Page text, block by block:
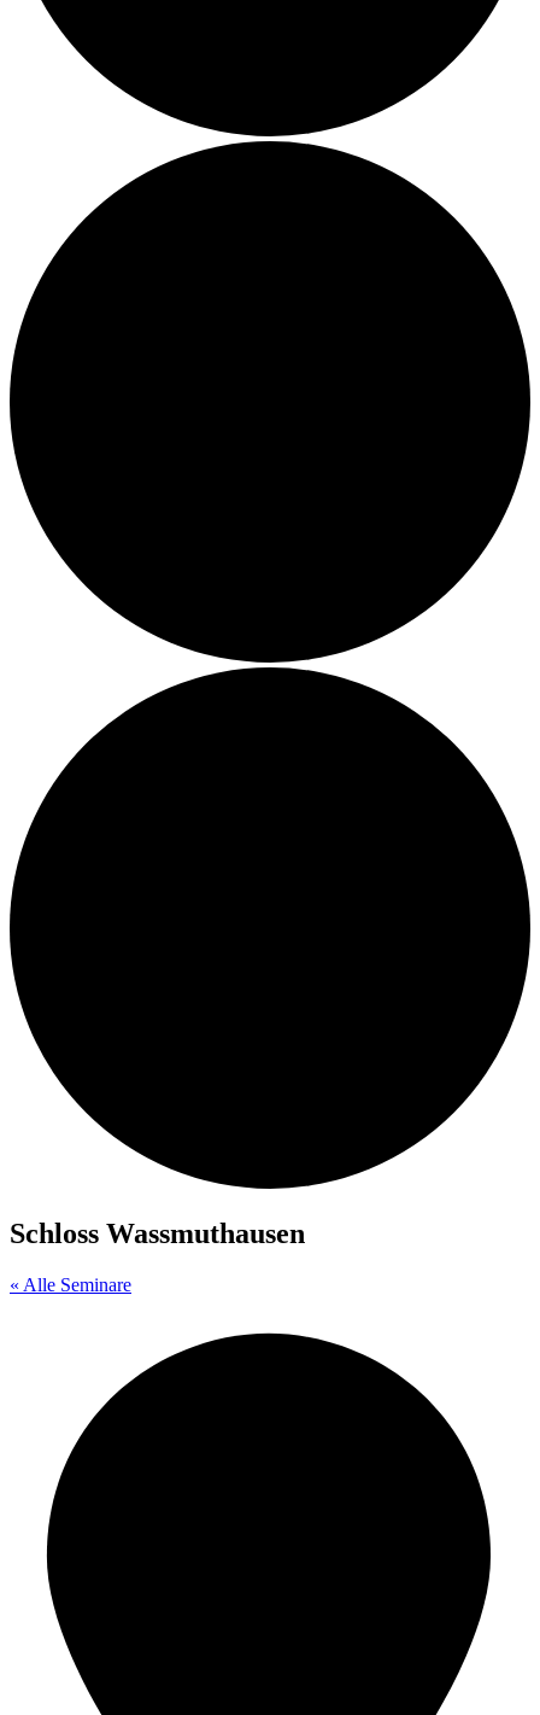
Schloss Wassmuthausen
« Alle Seminare